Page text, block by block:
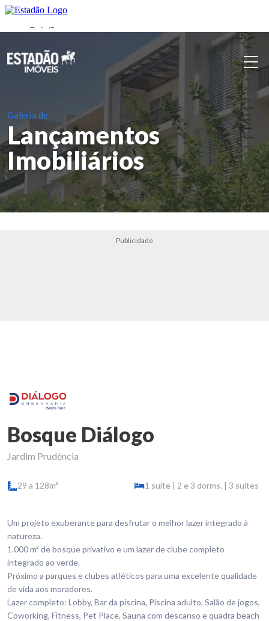
Galeria de
Lançamentos
Imobiliários
Publicidade
Bosque Diálogo
Jardim Prudência
29 a 128m² 1 suíte | 2 e 3 dorms. | 3 suítes
Um projeto exuberante para desfrutar o melhor lazer integrado à
natureza.
1.000 m² de bosque privativo e um lazer de clube completo
integrado ao verde.
Próximo a parques e clubes atléticos para uma excelente qualidade
de vida aos moradores.
Lazer completo: Lobby, Bar da piscina, Piscina adulto, Salão de jogos,
Coworking, Fitness, Pet Place, Sauna com descanso e quadra beach